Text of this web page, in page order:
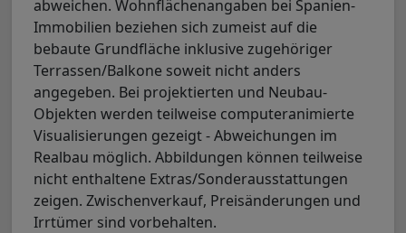
abweichen. Wohnflächenangaben bei Spanien-
Immobilien beziehen sich zumeist auf die
bebaute Grundfläche inklusive zugehöriger
Terrassen/Balkone soweit nicht anders
angegeben. Bei projektierten und Neubau-
Objekten werden teilweise computeranimierte
Visualisierungen gezeigt - Abweichungen im
Realbau möglich. Abbildungen können teilweise
nicht enthaltene Extras/Sonderausstattungen
zeigen. Zwischenverkauf, Preisänderungen und
Irrtümer sind vorbehalten.